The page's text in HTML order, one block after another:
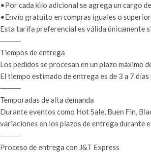
•Por cada kilo adicional se agrega un cargo
•Envío gratuito en compras iguales o
Esta tarifa preferencial es válida únicamente
⸻
Tiempos de entrega
Los pedidos se procesan en un plazo
El tiempo estimado de entrega es de 3 a 7
⸻
Temporadas de alta demanda
Durante eventos como Hot Sale, Buen Fin,
variaciones en los plazos de entrega durante
⸻
Proceso de entrega con J&T Express